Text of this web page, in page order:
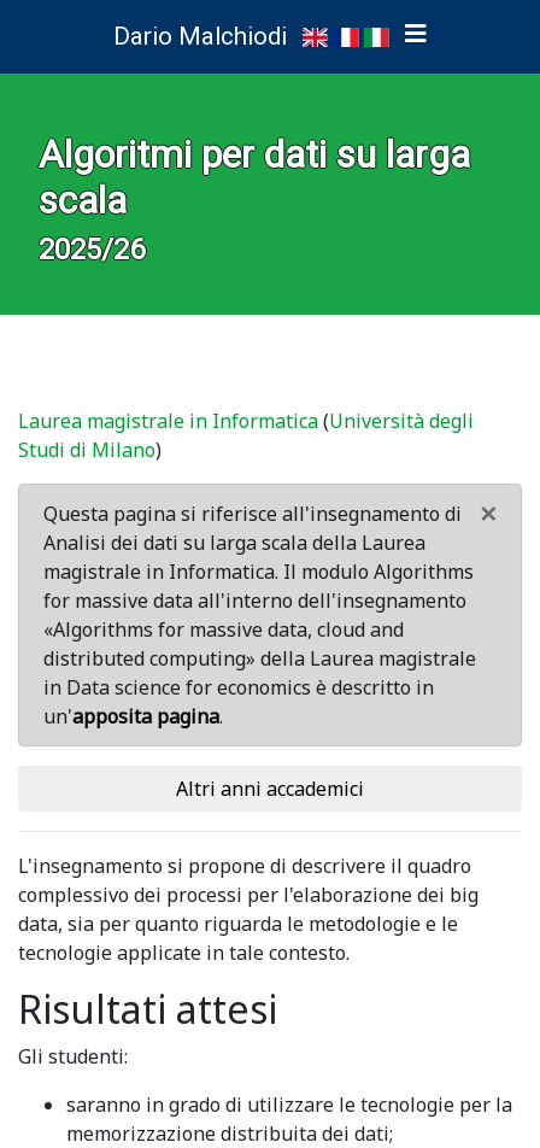
Dario Malchiodi
Algoritmi per dati su larga
scala
2025/26
Laurea magistrale in Informatica(Università degli
Studi di Milano)
×
Questa pagina si riferisce all'insegnamento di
Analisi dei dati su larga scala della Laurea
magistrale in Informatica. Il modulo Algorithms
for massive data all'interno dell'insegnamento
«Algorithms for massive data, cloud and
distributed computing» della Laurea magistrale
in Data science for economics è descritto in
un'apposita pagina.
Altri anni accademici
L'insegnamento si propone di descrivere il quadro
complessivo dei processi per l'elaborazione dei big
data, sia per quanto riguarda le metodologie e le
tecnologie applicate in tale contesto.
Risultati attesi
Gli studenti:
saranno in grado di utilizzare le tecnologie per la
memorizzazione distribuita dei dati;